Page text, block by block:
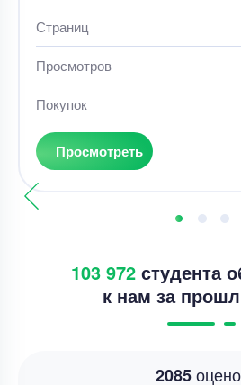
Страниц
Просмотров
Покупок
Просмотреть
103 972 студента
к нам за
2085